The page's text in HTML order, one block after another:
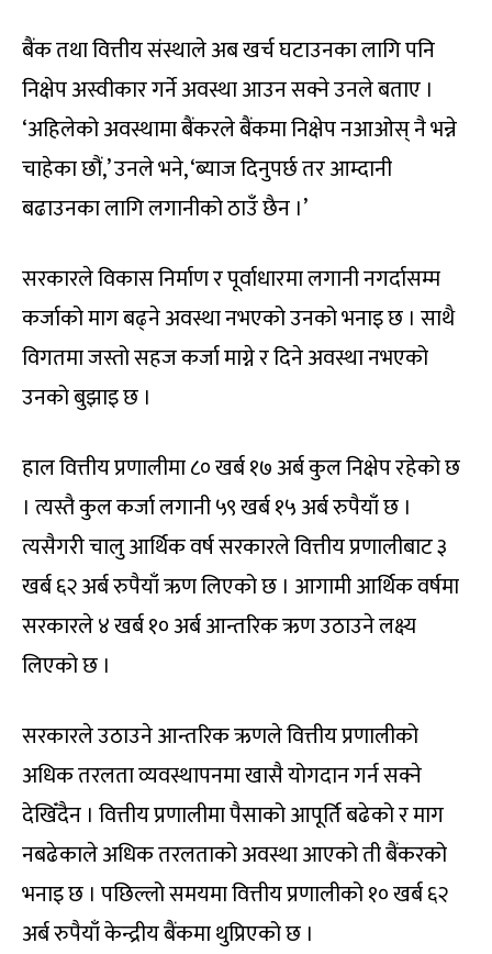
बैंक तथा वित्तीय संस्थाले अब खर्च घटाउनका लागि पनि
निक्षेप अस्वीकार गर्ने अवस्था आउन सक्ने उनले बताए ।
‘अहिलेको अवस्थामा बैंकरले बैंकमा निक्षेप नआओस् नै भन्ने
चाहेका छौं,’ उनले भने, ‘ब्याज दिनुपर्छ तर आम्दानी
बढाउनका लागि लगानीको ठाउँ छैन ।’
सरकारले विकास निर्माण र पूर्वाधारमा लगानी नगर्दासम्म
कर्जाको माग बढ्ने अवस्था नभएको उनको भनाइ छ । साथै
विगतमा जस्तो सहज कर्जा माग्ने र दिने अवस्था नभएको
उनको बुझाइ छ ।
हाल वित्तीय प्रणालीमा ८० खर्ब १७ अर्ब कुल निक्षेप रहेको छ
। त्यस्तै कुल कर्जा लगानी ५९ खर्ब १५ अर्ब रुपैयाँ छ ।
त्यसैगरी चालु आर्थिक वर्ष सरकारले वित्तीय प्रणालीबाट ३
खर्ब ६२ अर्ब रुपैयाँ ऋण लिएको छ । आगामी आर्थिक वर्षमा
सरकारले ४ खर्ब १० अर्ब आन्तरिक ऋण उठाउने लक्ष्य
लिएको छ ।
सरकारले उठाउने आन्तरिक ऋणले वित्तीय प्रणालीको
अधिक तरलता व्यवस्थापनमा खासै योगदान गर्न सक्ने
देखिँदैन । वित्तीय प्रणालीमा पैसाको आपूर्ति बढेको र माग
नबढेकाले अधिक तरलताको अवस्था आएको ती बैंकरको
भनाइ छ । पछिल्लो समयमा वित्तीय प्रणालीको १० खर्ब ६२
अर्ब रुपैयाँ केन्द्रीय बैंकमा थुप्रिएको छ ।